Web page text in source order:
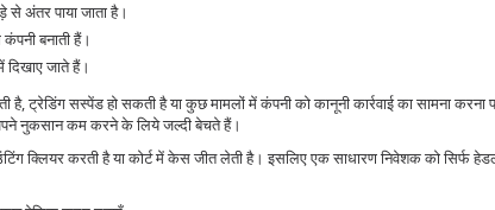
से अंतर पाया जाता है।
बनाती हैं।
जाते हैं।
है, ट्रेडिंग सस्पेंड हो सकती है या कुछ मामलों में कंपनी को कानूनी कार्रवाई का सामना करना
नुकसान कम करने के लिये जल्दी बेचते हैं।
क्लियर करती है या कोर्ट में केस जीत लेती है। इसलिए एक साधारण निवेशक को सिर्फ